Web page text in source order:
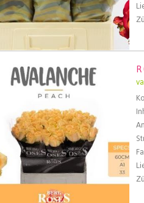
R Gr Avalanche Peach
Wählen Sie zuerst ein